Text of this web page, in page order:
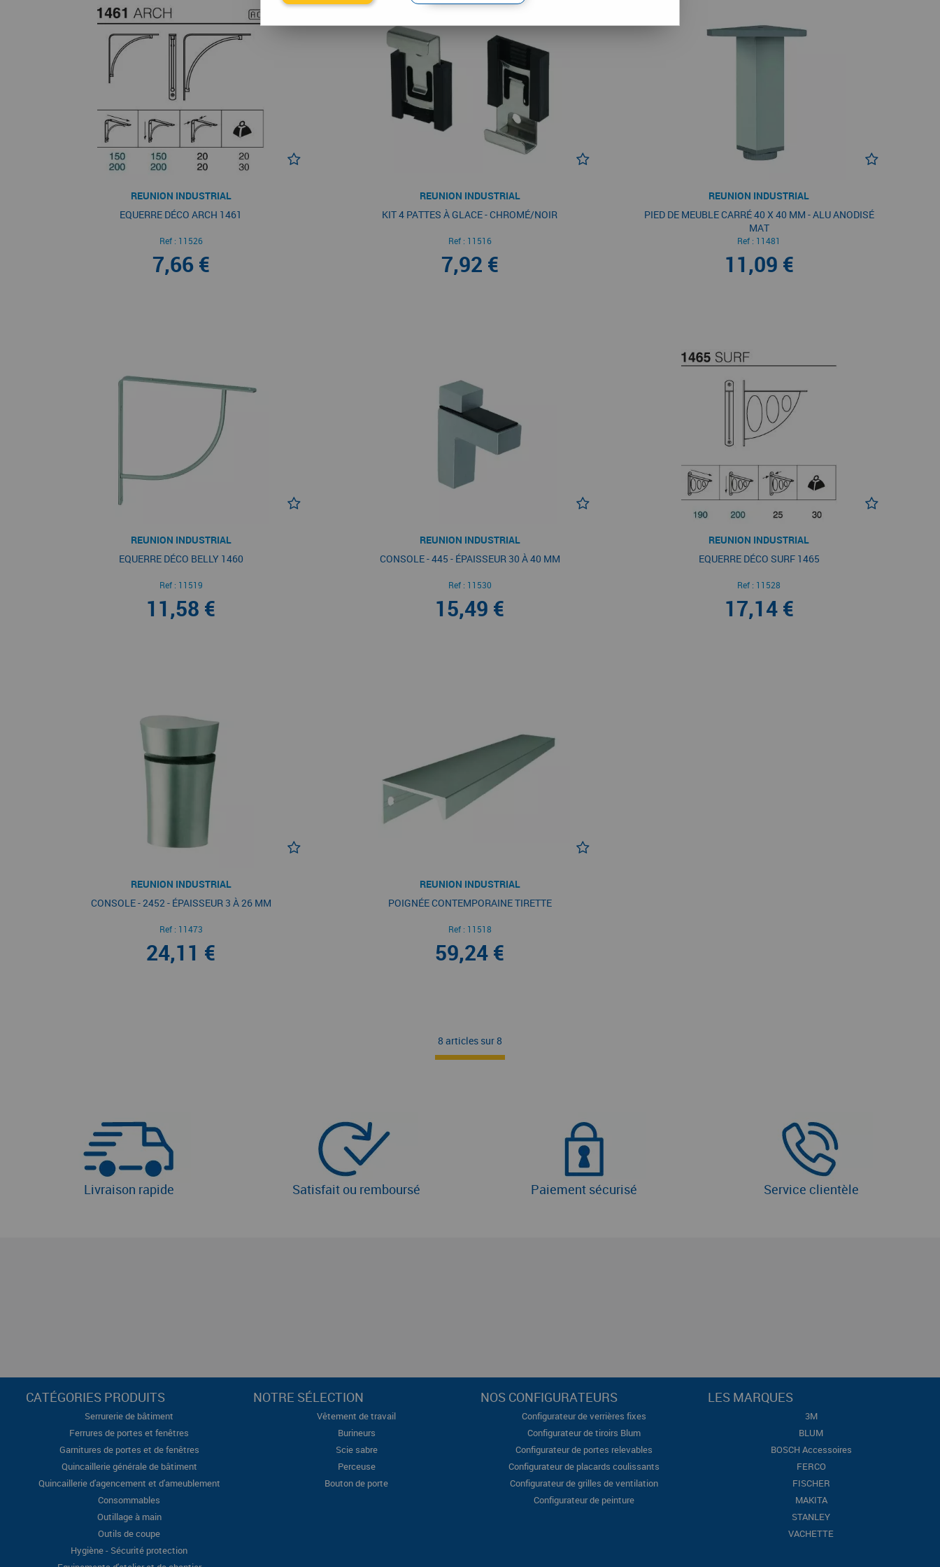
REUNION INDUSTRIAL
EQUERRE DÉCO ARCH 1461
Ref : 11526
7,66 €
REUNION INDUSTRIAL
KIT 4 PATTES À GLACE - CHROMÉ/NOIR
Ref : 11516
7,92 €
REUNION INDUSTRIAL
PIED DE MEUBLE CARRÉ 40 X 40 MM - ALU ANODISÉ
MAT
Ref : 11481
11,09 €
REUNION INDUSTRIAL
EQUERRE DÉCO BELLY 1460
Ref : 11519
11,58 €
REUNION INDUSTRIAL
CONSOLE - 445 - ÉPAISSEUR 30 À 40 MM
Ref : 11530
15,49 €
REUNION INDUSTRIAL
EQUERRE DÉCO SURF 1465
Ref : 11528
17,14 €
REUNION INDUSTRIAL
CONSOLE - 2452 - ÉPAISSEUR 3 À 26 MM
Ref : 11473
24,11 €
REUNION INDUSTRIAL
POIGNÉE CONTEMPORAINE TIRETTE
Ref : 11518
59,24 €
8 articles sur8
Livraison rapide Satisfait ou remboursé Paiement sécurisé Service clientèle
CATÉGORIES PRODUITS
Serrurerie de bâtiment
Ferrures de portes et fenêtres
Garnitures de portes et de fenêtres
Quincaillerie générale de bâtiment
Quincaillerie d'agencement et d'ameublement
Consommables
Outillage à main
Outils de coupe
Hygiène - Sécurité protection
NOTRE SÉLECTION
Vêtement de travail
Burineurs
Scie sabre
Perceuse
Bouton de porte
NOS CONFIGURATEURS
Configurateur de verrières fixes
Configurateur de tiroirs Blum
Configurateur de portes relevables
Configurateur de placards coulissants
Configurateur de grilles de ventilation
Configurateur de peinture
LES MARQUES
3M
BLUM
BOSCH Accessoires
FERCO
FISCHER
MAKITA
STANLEY
VACHETTE